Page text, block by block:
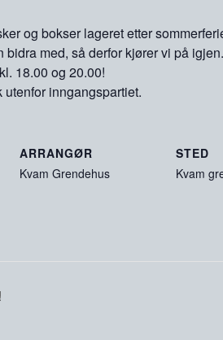
og bokser lageret etter
med, så derfor kjører vi på igjen.
18.00 og 20.00!
inngangspartiet.
ARRANGØR
Kvam Grendehus
STED
Kvam